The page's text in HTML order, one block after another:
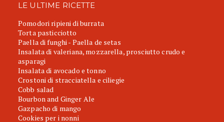
LE ULTIME RICETTE
Pomodori ripieni di burrata
Torta pasticciotto
Paella di funghi - Paella de setas
Insalata di valeriana, mozzarella, prosciutto crudo e
asparagi
Insalata di avocado e tonno
Crostoni di stracciatella e ciliegie
Cobb salad
Bourbon and Ginger Ale
Gazpacho di mango
Cookies per i nonni